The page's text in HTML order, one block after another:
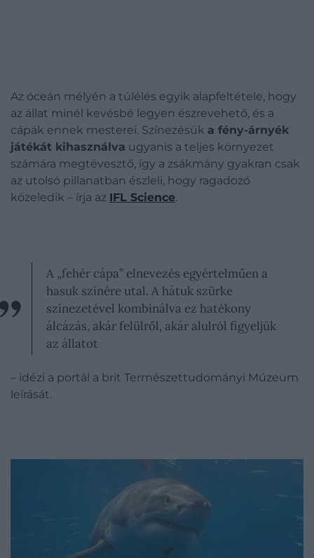
Az óceán mélyén a túlélés egyik alapfeltétele, hogy
az állat minél kevésbé legyen észrevehető, és a
cápák ennek mesterei. Színezésük a fény-árnyék
játékát kihasználva ugyanis a teljes környezet
számára megtévesztő, így a zsákmány gyakran csak
az utolsó pillanatban észleli, hogy ragadozó
közeledik – írja az IFL Science.
A „fehér cápa” elnevezés egyértelműen a
hasuk színére utal. A hátuk szürke
színezetével kombinálva ez hatékony
álcázás, akár felülről, akár alulról figyeljük
az állatot
– idézi a portál a brit Természettudományi Múzeum
leírását.